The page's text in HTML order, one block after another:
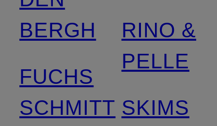
BERGH
FUCHS
SCHMITT
RINO &
PELLE
SKIMS